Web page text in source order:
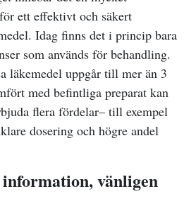
ett effektivt och säkert
Idag finns det i princip bara
som används för behandling.
läkemedel uppgår till mer än 3
med befintliga preparat kan
flera fördelar– till exempel
dosering och högre andel
vänligen